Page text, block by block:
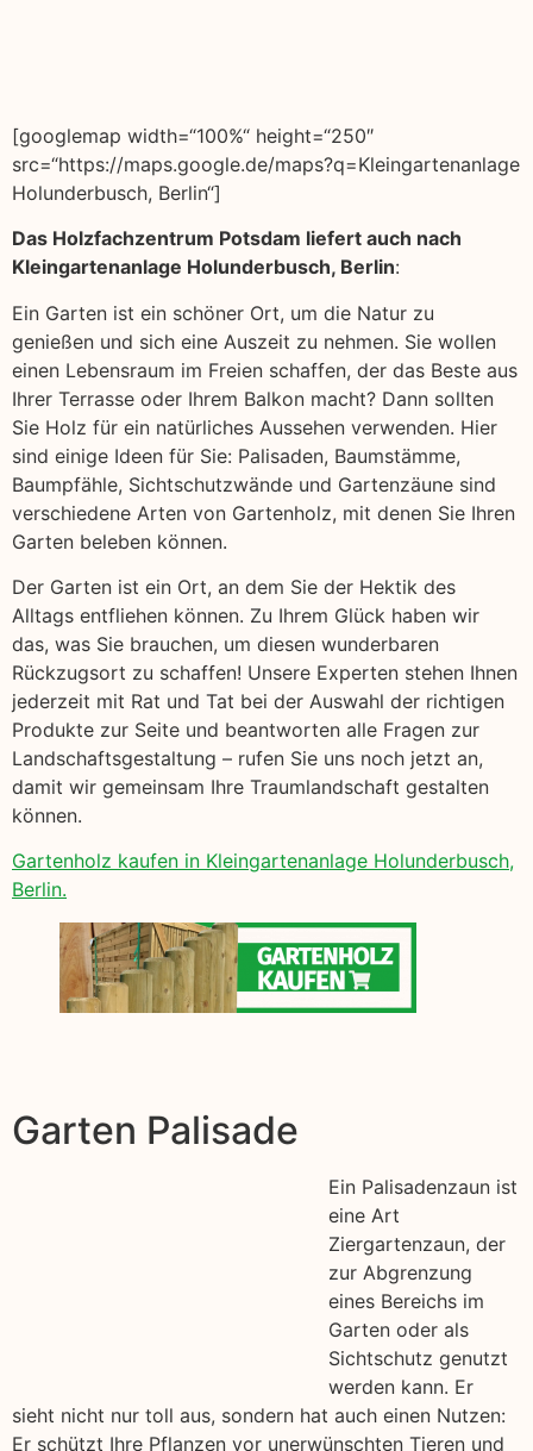
[googlemap width=“100%“ height=“250″
src=“https://maps.google.de/maps?q=Kleingartenanlage
Holunderbusch, Berlin“]
Das Holzfachzentrum Potsdam liefert auch nach
Kleingartenanlage Holunderbusch, Berlin:
Ein Garten ist ein schöner Ort, um die Natur zu
genießen und sich eine Auszeit zu nehmen. Sie wollen
einen Lebensraum im Freien schaffen, der das Beste aus
Ihrer Terrasse oder Ihrem Balkon macht? Dann sollten
Sie Holz für ein natürliches Aussehen verwenden. Hier
sind einige Ideen für Sie: Palisaden, Baumstämme,
Baumpfähle, Sichtschutzwände und Gartenzäune sind
verschiedene Arten von Gartenholz, mit denen Sie Ihren
Garten beleben können.
Der Garten ist ein Ort, an dem Sie der Hektik des
Alltags entfliehen können. Zu Ihrem Glück haben wir
das, was Sie brauchen, um diesen wunderbaren
Rückzugsort zu schaffen! Unsere Experten stehen Ihnen
jederzeit mit Rat und Tat bei der Auswahl der richtigen
Produkte zur Seite und beantworten alle Fragen zur
Landschaftsgestaltung – rufen Sie uns noch jetzt an,
damit wir gemeinsam Ihre Traumlandschaft gestalten
können.
Gartenholz kaufen in Kleingartenanlage Holunderbusch,
Berlin.
Garten Palisade
Ein Palisadenzaun ist
eine Art
Ziergartenzaun, der
zur Abgrenzung
eines Bereichs im
Garten oder als
Sichtschutz genutzt
werden kann. Er
sieht nicht nur toll aus, sondern hat auch einen Nutzen:
Er schützt Ihre Pflanzen vor unerwünschten Tieren und